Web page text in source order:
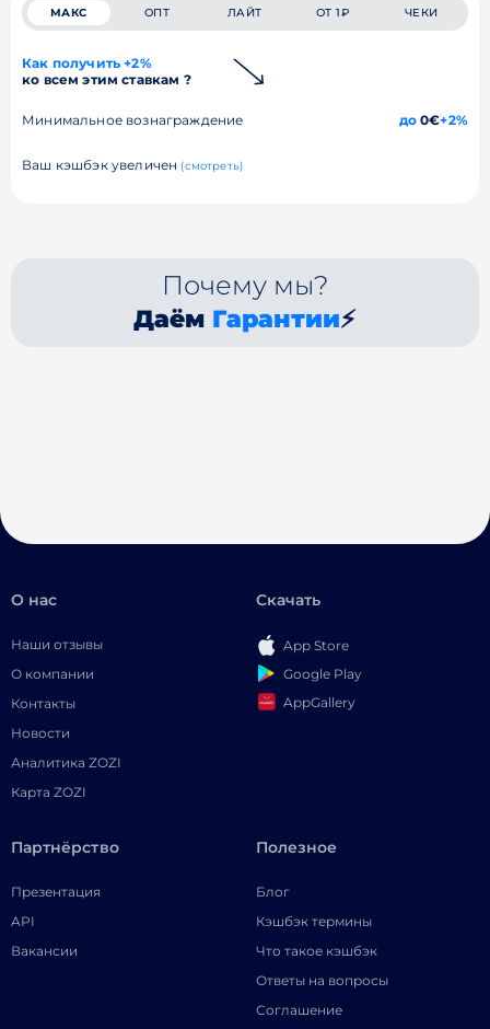
МАКС ОПТ ЛАЙТ ОТ 1₽ ЧЕКИ
Как получить +2%
ко всем этим ставкам ?
Минимальное вознаграждение до0€+2%
Ваш кэшбэк увеличен (смотреть)
Почему мы?
Даём Гарантии⚡
О нас
Наши отзывы
О компании
Контакты
Новости
Аналитика ZOZI
Карта ZOZI
Скачать
App Store
Google Play
AppGallery
Партнёрство
Презентация
API
Вакансии
Полезное
Блог
Кэшбэк термины
Что такое кэшбэк
Ответы на вопросы
Соглашение